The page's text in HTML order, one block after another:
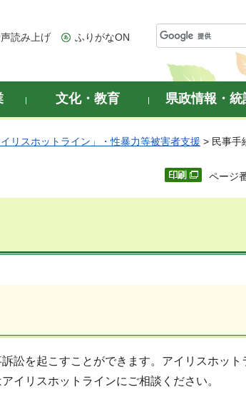
読み上げ ふりがなON
文化・教育 県政情報・統
リスホットライン」・性暴力等被害者支援 > 民事手
ページ
訟を起こすことができます。アイリスホッ
イリスホットラインにご相談ください。